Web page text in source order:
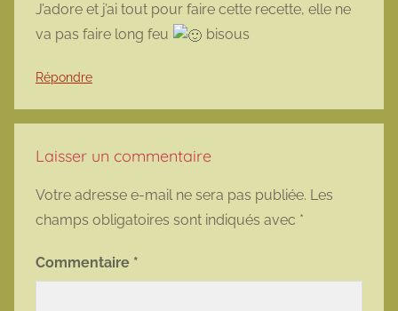
J’adore et j’ai tout pour faire cette recette, elle ne
va pas faire long feu
bisous
Répondre
Laisser un commentaire
Votre adresse e-mail ne sera pas publiée. Les
champs obligatoires sont indiqués avec *
Commentaire *